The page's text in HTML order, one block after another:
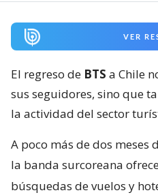
VER
El regreso de BTS a Chile
sus seguidores, sino que
la actividad del sector
A poco más de dos meses
la banda surcoreana
búsquedas de vuelos y